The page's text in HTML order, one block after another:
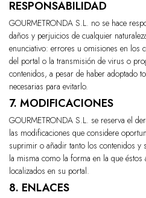
RESPONSABILIDAD
GOURMETRONDA S.L. no se hace
daños y perjuicios de cualquier
enunciativo: errores u omisiones en los
del portal o la transmisión de virus o
contenidos, a pesar de haber adoptado
necesarias para evitarlo.
7. MODIFICACIONES
GOURMETRONDA S.L. se reserva el
las modificaciones que considere
suprimir o añadir tanto los contenidos y
la misma como la forma en la que éstos
localizados en su portal.
8. ENLACES